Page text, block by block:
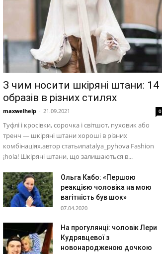
З чим носити шкіряні штани: 14
образів в різних стилях
maxwelhelp - 21.09.2021 0
Туфлі і кросівки, сорочка і світшот, пуховик або
тренч — шкіряні штани хороші в різних
комбінаціях.автор статьиnatalya_pyhova Fashion
¡hola! Шкіряні штани, що залишаються в...
Ольга Кабо: «Першою
реакцією чоловіка на мою
вагітність був шок»
07.04.2020
На прогулянці: чоловік Лери
Кудрявцевої з
новонародженою дочкою